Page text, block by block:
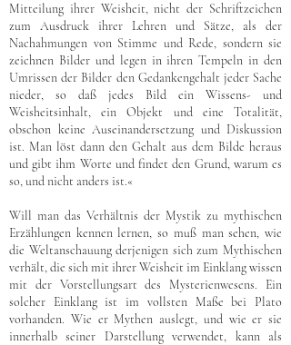
Mitteilung ihrer Weisheit, nicht der Schriftzeichen
zum Ausdruck ihrer Lehren und Sätze, als der
Nachahmungen von Stimme und Rede, sondern sie
zeichnen Bilder und legen in ihren Tempeln in den
Umrissen der Bilder den Gedankengehalt jeder Sache
nieder, so daß jedes Bild ein Wissens- und
Weisheitsinhalt, ein Objekt und eine Totalität,
obschon keine Auseinandersetzung und Diskussion
ist. Man löst dann den Gehalt aus dem Bilde heraus
und gibt ihm Worte und findet den Grund, warum es
so, und nicht anders ist.«
Will man das Verhältnis der Mystik zu mythischen
Erzählungen kennen lernen, so muß man sehen, wie
die Weltanschauung derjenigen sich zum Mythischen
verhält, die sich mit ihrer Weisheit im Einklang wissen
mit der Vorstellungsart des Mysterienwesens. Ein
solcher Einklang ist im vollsten Maße bei Plato
vorhanden. Wie er Mythen auslegt, und wie er sie
innerhalb seiner Darstellung verwendet, kann als